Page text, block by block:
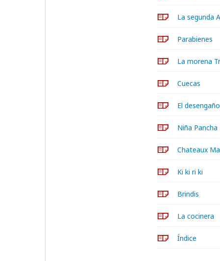
La segunda
Parabienes
La morena
Cuecas
El
Niña Pancha
Chateaux
Ki ki ri ki
Brindis
La cocinera
Índice